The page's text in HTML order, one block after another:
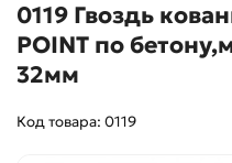
0119 Гвоздь
POINT по
32мм
Код товара: 0119